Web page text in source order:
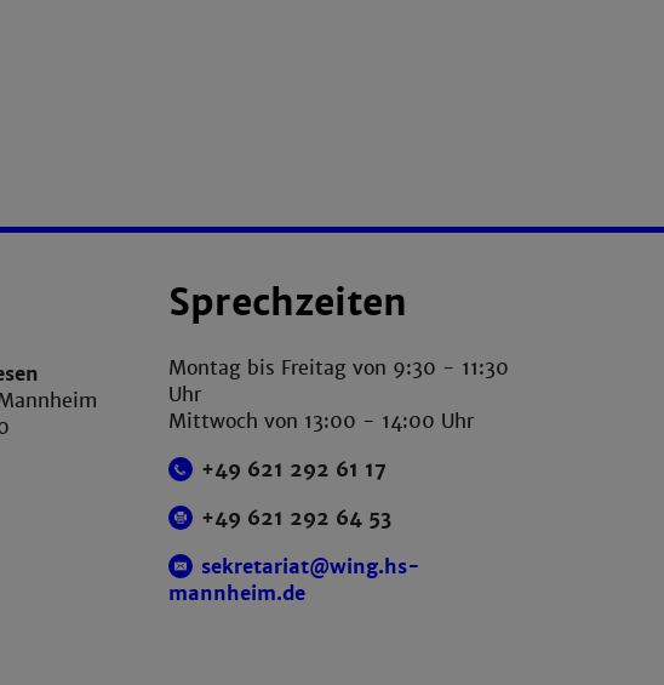
Sprechzeiten
Montag bis Freitag von 9:30 - 11:30
Uhr
Mittwoch von 13:00 - 14:00 Uhr
+49 621 292 61 17
+49 621 292 64 53
sekretariat@wing.hs-
mannheim.de